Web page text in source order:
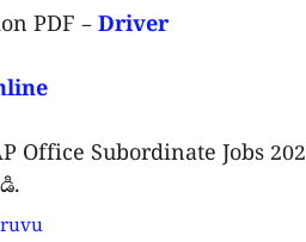
PDF – Driver
Office Subordinate Jobs